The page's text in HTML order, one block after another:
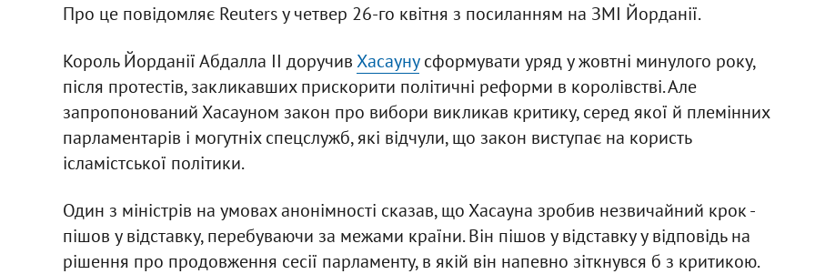
Про це повідомляє Reuters у четвер 26-го квітня з посиланням на ЗМІ Йорданії.
Король Йорданії Абдалла II доручивХасаунусформувати уряд у жовтні минулого року,
після протестів, закликавших прискорити політичні реформи в королівстві. Але
запропонований Хасауном закон про вибори викликав критику, серед якої й племінних
парламентарів і могутніх спецслужб, які відчули, що закон виступає на користь
ісламістської політики.
Один з міністрів на умовах анонімності сказав, що Хасауна зробив незвичайний крок -
пішов у відставку, перебуваючи за межами країни. Він пішов у відставку у відповідь на
рішення про продовження сесії парламенту, в якій він напевно зіткнувся б з критикою.